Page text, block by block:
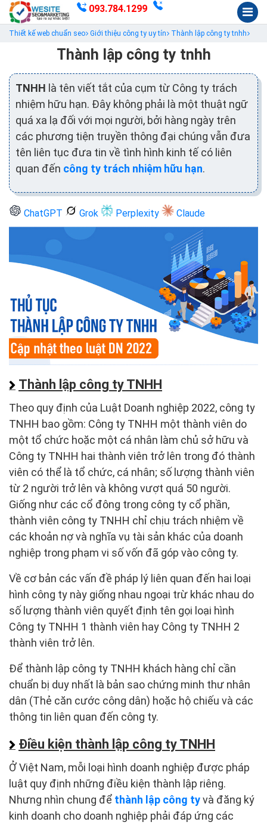
093.784.1299
Thiết kế web chuẩn seo Giới thiệu công ty uy tín Thành lập công ty tnhh
Thành lập công ty tnhh
TNHH là tên viết tắt của cụm từ Công ty trách
nhiệm hữu hạn. Đây không phải là một thuật ngữ
quá xa lạ đối với mọi người, bởi hàng ngày trên
các phương tiện truyền thông đại chúng vẫn đưa
tên liên tục đưa tin về tình hình kinh tế có liên
quan đến công ty trách nhiệm hữu hạn.
ChatGPT Grok Perplexity Claude
Thành lập công ty TNHH
Theo quy định của Luật Doanh nghiệp 2022, công ty
TNHH bao gồm: Công ty TNHH một thành viên do
một tổ chức hoặc một cá nhân làm chủ sở hữu và
Công ty TNHH hai thành viên trở lên trong đó thành
viên có thể là tổ chức, cá nhân; số lượng thành viên
từ 2 người trở lên và không vượt quá 50 người.
Giống như các cổ đông trong công ty cổ phần,
thành viên công ty TNHH chỉ chịu trách nhiệm về
các khoản nợ và nghĩa vụ tài sản khác của doanh
nghiệp trong phạm vi số vốn đã góp vào công ty.
Về cơ bản các vấn đề pháp lý liên quan đến hai loại
hình công ty này giống nhau ngoại trừ khác nhau do
số lượng thành viên quyết định tên gọi loại hình
Công ty TNHH 1 thành viên hay Công ty TNHH 2
thành viên trở lên.
Để thành lập công ty TNHH khách hàng chỉ cần
chuẩn bị duy nhất là bản sao chứng minh thư nhân
dân (Thẻ căn cước công dân) hoặc hộ chiếu và các
thông tin liên quan đến công ty.
Điều kiện thành lập công ty TNHH
Ở Việt Nam, mỗi loại hình doanh nghiệp được pháp
luật quy định những điều kiện thành lập riêng.
Nhưng nhìn chung để thành lập công tyvà đăng ký
kinh doanh cho doanh nghiệp phải đáp ứng các